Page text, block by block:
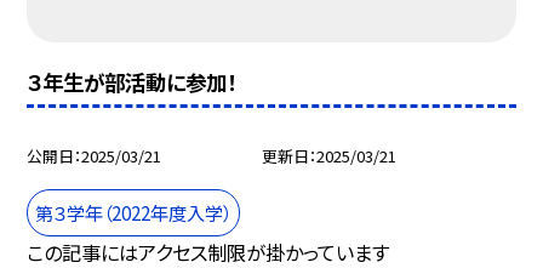
３年生が部活動に参加！
公開日 2025/03/21 更新日 2025/03/21
第３学年（2022年度入学）
この記事にはアクセス制限が掛かっています